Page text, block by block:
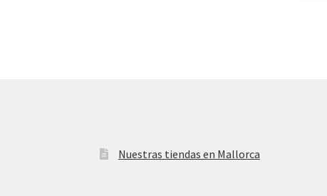
Nuestras tiendas en Mallorca